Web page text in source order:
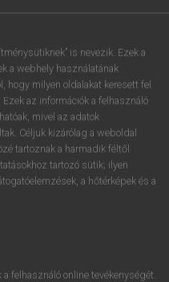
is nevezik. Ezek a
a webhely használatának
hogy milyen oldalakat keresett fel
az információk a felhasználó
mivel az adatok
Céljuk kizárólag a weboldal
tartoznak a harmadik féltől
tartozó sütik; ilyen
a hőtérképek és a
felhasználó online tevékenységét.
o p ő ú
ű
. AltGr